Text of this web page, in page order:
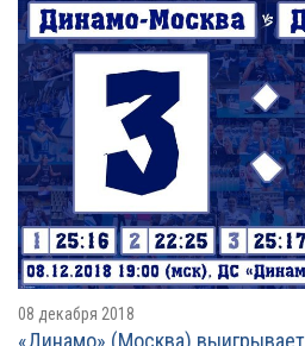
08 декабря 2018
«Динамо» (Москва)